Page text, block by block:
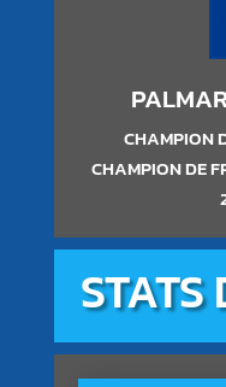
CHAMPION
CHAMPION DE